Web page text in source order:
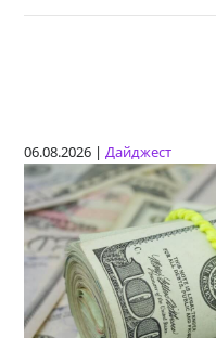
06.08.2026 |Дайджест